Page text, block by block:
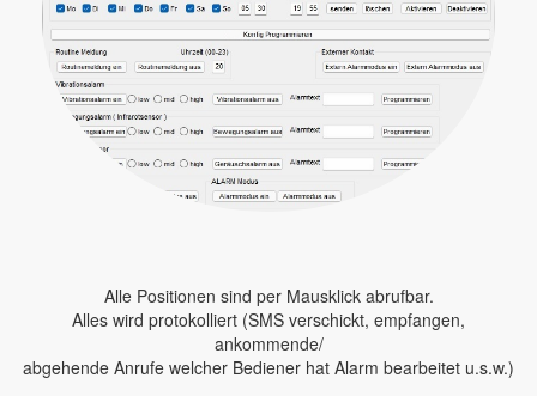
Alle Positionen sind per Mausklick abrufbar.
Alles wird protokolliert (SMS verschickt, empfangen,
ankommende/
abgehende Anrufe welcher Bediener hat Alarm bearbeitet u.s.w.)